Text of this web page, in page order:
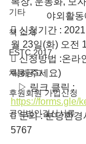
기타
책 소개
ESTC 2017
채용공고
후원회원 가입신청
공익법인결산서류
​ 신청기간 :
월 23일(화) 오전
​ 신청방법 :온라
릭해주세요)
   ▷ 링크 클릭 :
https://forms.gle/
​ 문의 : 분당환
5767